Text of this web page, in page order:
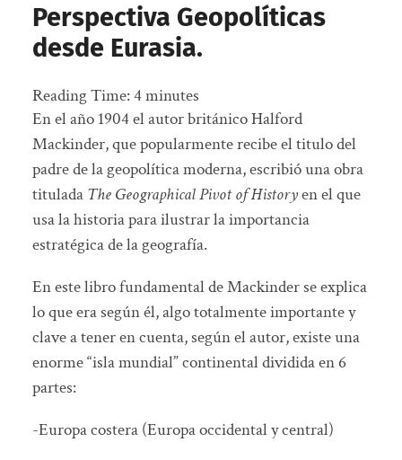
Perspectiva Geopolíticas
desde Eurasia.
Reading Time:4minutes
En el año 1904 el autor británico Halford
Mackinder, que popularmente recibe el titulo del
padre de la geopolítica moderna, escribió una obra
titulada The Geographical Pivot of Historyen el que
usa la historia para ilustrar la importancia
estratégica de la geografía.
En este libro fundamental de Mackinder se explica
lo que era según él, algo totalmente importante y
clave a tener en cuenta, según el autor, existe una
enorme “isla mundial” continental dividida en 6
partes:
-Europa costera (Europa occidental y central)